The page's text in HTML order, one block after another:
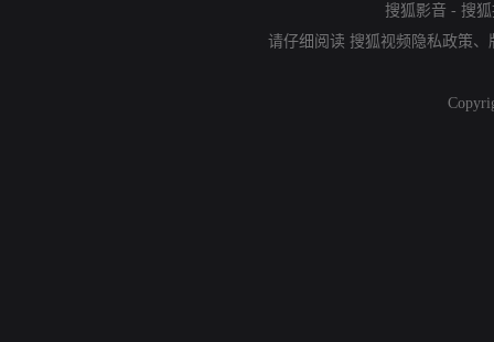
搜狐影音 - 搜
请仔细阅读 搜狐视频隐私政策、